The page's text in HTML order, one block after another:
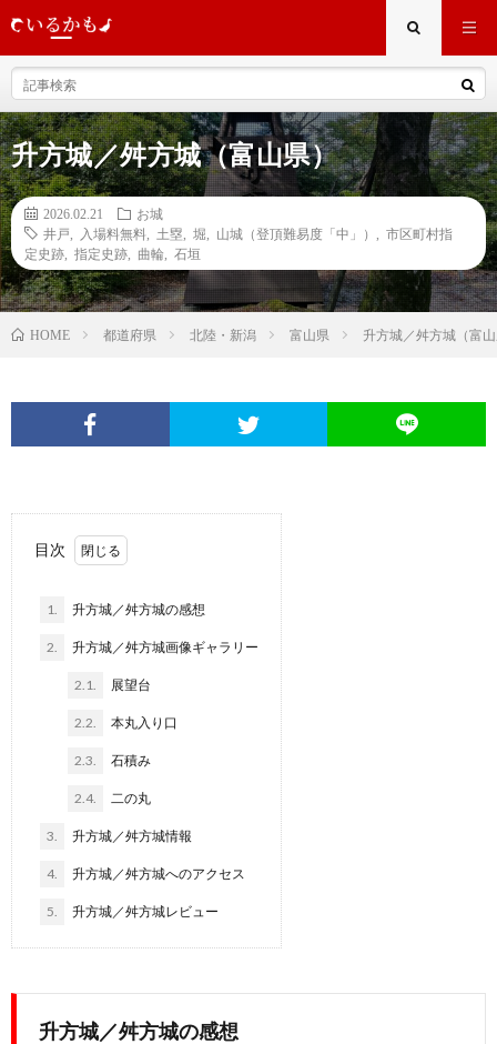
升方城／舛方城（富山県）
2026.02.21
お城
井戸
入場料無料 土塁 堀 山城（登頂難易度「中」）
市区町村指
定史跡
指定史跡 曲輪 石垣
HOME 都道府県 北陸・新潟 富山県 升方城／舛方城（富
目次
1. 升方城／舛方城の感想
2. 升方城／舛方城画像ギャラリー
2.1. 展望台
2.2. 本丸入り口
2.3. 石積み
2.4. 二の丸
3. 升方城／舛方城情報
4. 升方城／舛方城へのアクセス
5. 升方城／舛方城レビュー
升方城／舛方城の感想